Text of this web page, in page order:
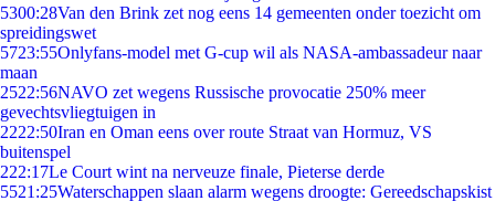
5300:28Van den Brink zet nog eens 14 gemeenten onder toezicht om
spreidingswet
5723:55Onlyfans-model met G-cup wil als NASA-ambassadeur naar
maan
2522:56NAVO zet wegens Russische provocatie 250% meer
gevechtsvliegtuigen in
2222:50Iran en Oman eens over route Straat van Hormuz, VS
buitenspel
222:17Le Court wint na nerveuze finale, Pieterse derde
5521:25Waterschappen slaan alarm wegens droogte: Gereedschapskist